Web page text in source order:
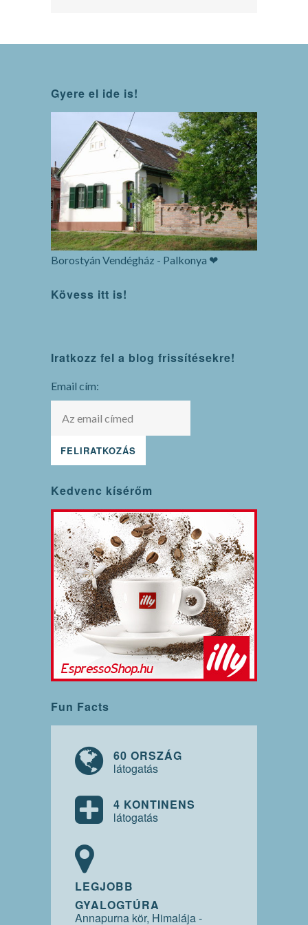
Gyere el ide is!
Borostyán Vendégház - Palkonya ❤
Kövess itt is!
Iratkozz fel a blog frissítésekre!
Email cím:
Kedvenc kísérőm
Fun Facts
60 ORSZÁG
látogatás
4 KONTINENS
látogatás
LEGJOBB
GYALOGTÚRA
Annapurna kör, Himalája -